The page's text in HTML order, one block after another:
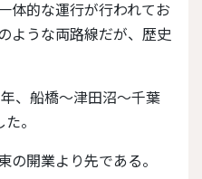
ような両路線だが、歴史
。
の開業より先である。